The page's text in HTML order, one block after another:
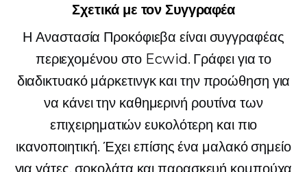
Σχετικά με τον Συγγραφέα
Η Αναστασία Προκόφιεβα είναι συγγραφέας
περιεχομένου στο Ecwid. Γράφει για το
διαδικτυακό μάρκετινγκ και την προώθηση για
να κάνει την καθημερινή ρουτίνα των
επιχειρηματιών ευκολότερη και πιο
ικανοποιητική. Έχει επίσης ένα μαλακό σημείο
για γάτες, σοκολάτα και παρασκευή κομπούχα